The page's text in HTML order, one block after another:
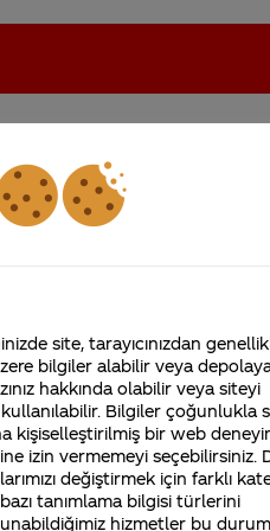
ama karşılığı
Kurumsal
4355 Soru
Coca-Cola Şirketi
merak ettikleriniz.
Fabrikalarımız,
sertifikalarımız, faaliyet
gösterdiğimiz ülkeler,
tarihçemiz ve daha
site, tarayıcınızdan
bilgiler alabilir veya
hakkında olabilir veya siteyi
Bilgiler çoğunlukla
kişiselleştirilmiş bir web
izin vermemeyi seçebilirsiniz.
değiştirmek için farklı
tanımlama bilgisi türlerini
hizmetler bu